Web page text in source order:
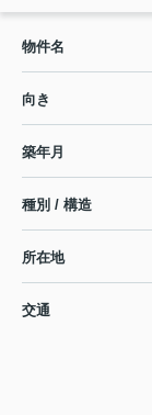
物件名
向き
築年月
種別 / 構造
所在地
交通